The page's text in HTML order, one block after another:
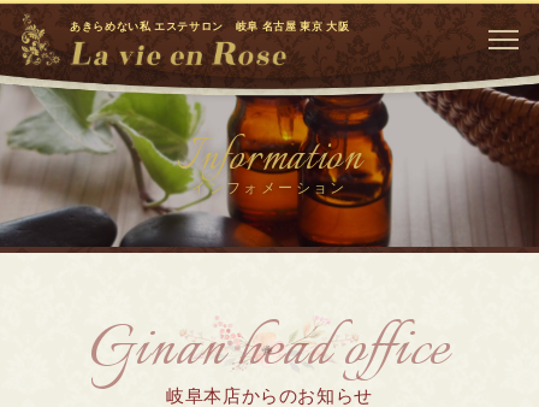
あきらめない私 エステサロン 岐阜 名古屋 東京 大阪
Information
インフォメーション
Ginan head office
岐阜本店からのお知らせ